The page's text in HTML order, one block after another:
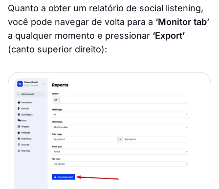
Quanto a obter um relatório de social listening,
você pode navegar de volta para a ‘Monitor tab’
a qualquer momento e pressionar ‘Export’
(canto superior direito):